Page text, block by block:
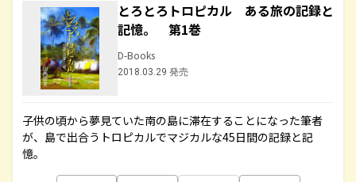
とろとろトロピカル ある旅の記録と
記憶。 第1巻
D-Books
2018.03.29 発売
子供の頃から夢見ていた南の島に滞在することになった筆者
が、島で出合うトロピカルでマジカルな45日間の記録と記
憶。